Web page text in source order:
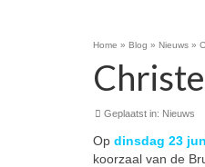
Home » Blog » Nieuws »
Geplaatst in: Nieuws
Op dinsdag 23 jun
koorzaal van de